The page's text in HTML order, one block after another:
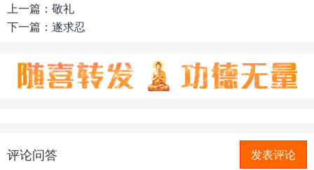
上一篇： 敬礼
下一篇： 遂求忍
评论问答 发表评论